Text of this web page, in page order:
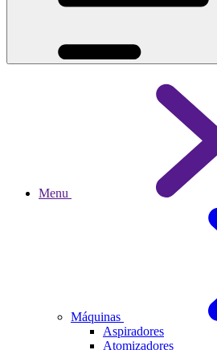
Menu
Máquinas
Aspiradores
Atomizadores